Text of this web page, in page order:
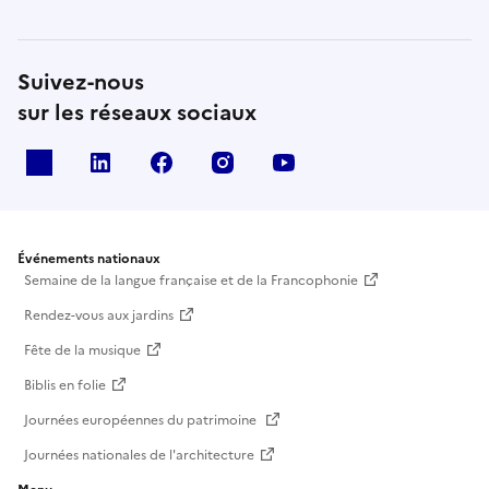
Suivez-nous
sur les réseaux sociaux
Linkedin Facebook Instagram
Événements nationaux
Semaine de la langue française et de la Francophonie
Rendez-vous aux jardins
Fête de la musique
Biblis en folie
Journées européennes du patrimoine
Journées nationales de l'architecture